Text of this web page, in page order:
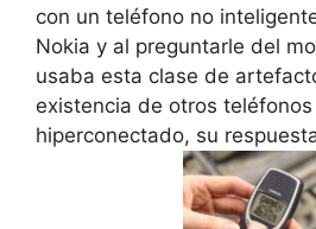
con un teléfono no
Nokia y al preguntarle del
usaba esta clase de
existencia de otros
hiperconectado, su